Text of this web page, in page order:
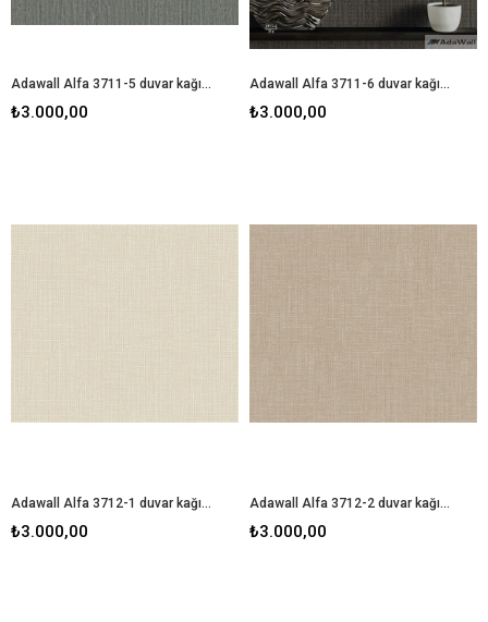
Adawall Alfa 3711-5 duvar kağıdı
₺3.000,00
Adawall Alfa 3711-6 duvar kağıdı
₺3.000,00
Adawall Alfa 3712-1 duvar kağıdı
₺3.000,00
Adawall Alfa 3712-2 duvar kağıdı
₺3.000,00